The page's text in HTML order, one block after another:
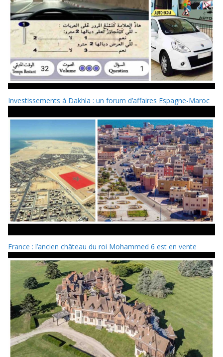
Investissements à Dakhla : un forum d’affaires Espagne-Maroc
France : l’ancien château du roi Mohammed 6 est en vente